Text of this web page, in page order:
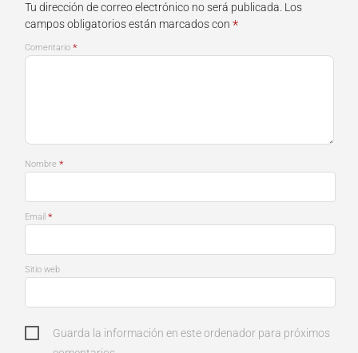
Tu dirección de correo electrónico no será publicada. Los
campos obligatorios están marcados con *
Comentario *
Nombre *
Email *
Sitio web
Guarda la información en este ordenador para próximos